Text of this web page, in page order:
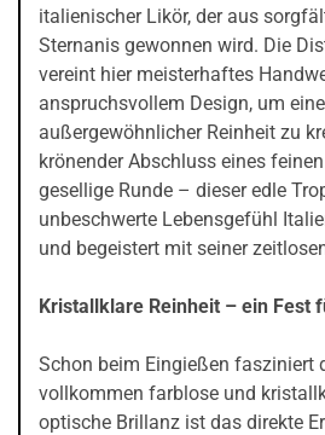
italienischer Likör, der aus
Sternanis gewonnen wird. Die
vereint hier meisterhaftes
anspruchsvollem Design, um
außergewöhnlicher Reinheit zu
krönender Abschluss eines
gesellige Runde – dieser edle
unbeschwerte Lebensgefühl
und begeistert mit seiner
Kristallklare Reinheit – ein Fest
Schon beim Eingießen fasziniert
vollkommen farblose und
optische Brillanz ist das direkte